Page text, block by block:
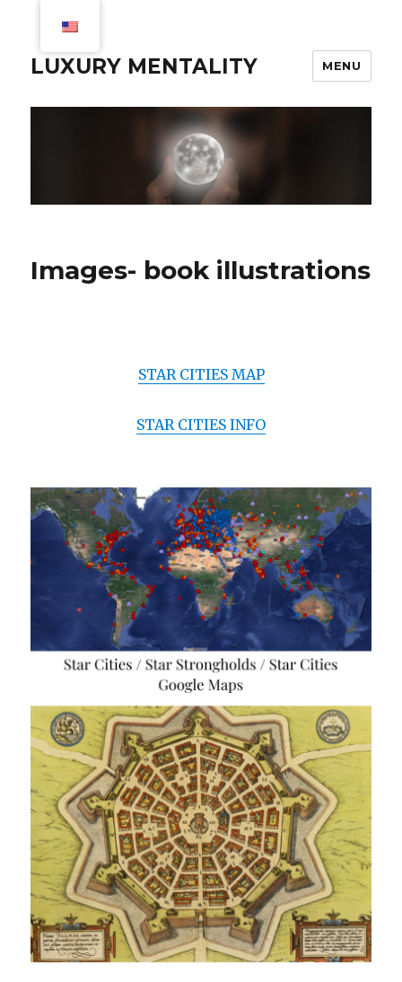
LUXURY MENTALITY MENU
Images- book illustrations
STAR CITIES MAP
STAR CITIES INFO